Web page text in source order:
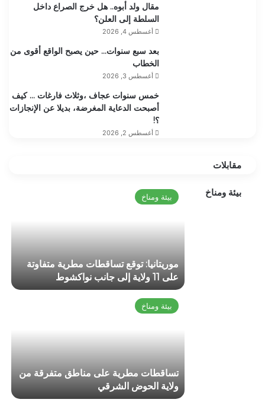
مقال ولد أبوه.. هل خرج الصراع داخل
السلطة إلى العلن؟
أغسطس 4, 2026
بعد سبع سنوات… حين يصبح الواقع أقوى من
الخطاب
أغسطس 3, 2026
خمس سنوات عجاف ،وثلاث فارغات … كيف
أصبحت الدعاية المغرضة، بديلا عن الإنجازات
؟!
أغسطس 2, 2026
مقابلات
بيئة ومناخ بيئة ومناخ
موريتانيا: توقع تساقطات مطرية متفاوتة
على 11 ولاية إلى جانب نواكشوط
بيئة ومناخ
تساقطات مطرية على مناطق متفرقة من
ولاية الحوض الشرقي